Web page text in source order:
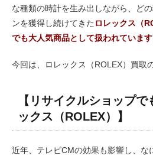
な種類の時計を生み出しながら、ど
ンを獲得し続けてきた ロレックス（
でも大人気商品として扱われています
今回は、ロレックス（ROLEX）買取
【リサイクルショップ
ックス（ROLEX）】
近年、テレビCMの効果も影響し、な